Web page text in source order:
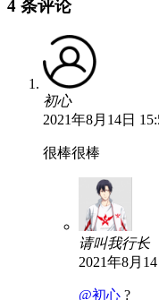
4 条评论
初心
2021年8月14日
很棒很棒
请叫我行长
2021年8月
@初心 ?